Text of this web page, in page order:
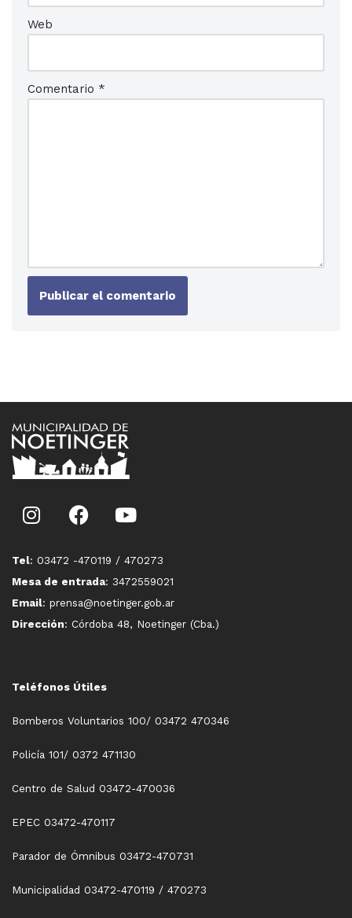
Web
Comentario *
Tel: 03472 -470119 / 470273
Mesa de entrada: 3472559021
Email: prensa@noetinger.gob.ar
Dirección: Córdoba 48, Noetinger (Cba.)
Teléfonos Útiles
Bomberos Voluntarios 100/ 03472 470346
Policía 101/ 0372 471130
Centro de Salud 03472-470036
EPEC 03472-470117
Parador de Ómnibus 03472-470731
Municipalidad 03472-470119 / 470273